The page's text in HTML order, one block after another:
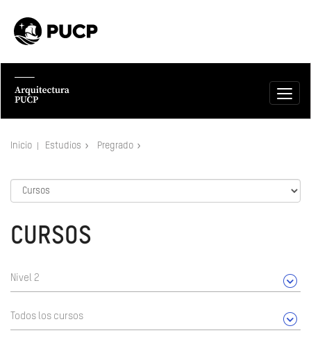
Inicio Estudios Pregrado
CURSOS
Nivel 2
Todos los cursos